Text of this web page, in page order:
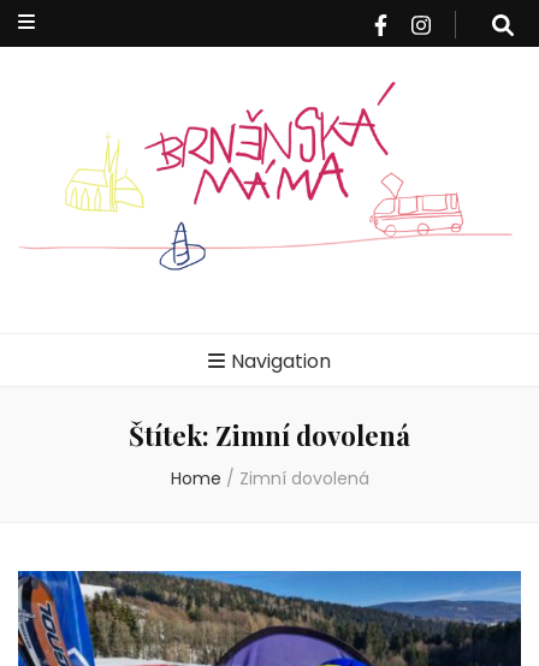
máma
Navigation
Štítek: Zimní dovolená
Home / Zimní dovolená